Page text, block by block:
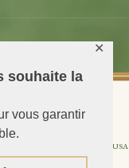
souhaite la
vous garantir
✕
reserves
Shipping to USA